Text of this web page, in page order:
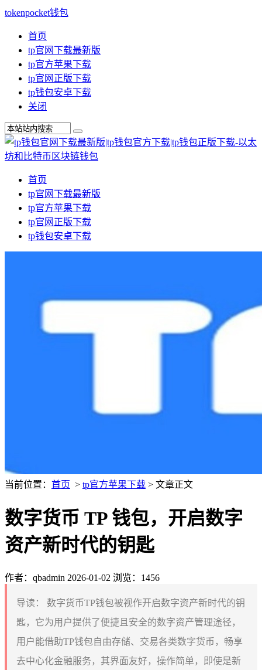
tokenpocket钱包
首页
tp官网下载最新版
tp官方苹果下载
tp官网正版下载
tp钱包安卓下载
关闭
首页
tp官网下载最新版
tp官方苹果下载
tp官网正版下载
tp钱包安卓下载
当前位置： 首页 > tp官方苹果下载 > 文章正文
数字货币 TP 钱包，开启数字
资产新时代的钥匙
作者：qbadmin 2026-01-02 浏览：1456
导读：
数字货币TP钱包被视作开启数字资产新时代的钥
匙，它为用户提供了便捷且安全的数字资产管理途径，
用户能借助TP钱包自由存储、交易各类数字货币，畅享
去中心化金融服务，其界面友好，操作简单，即使是新